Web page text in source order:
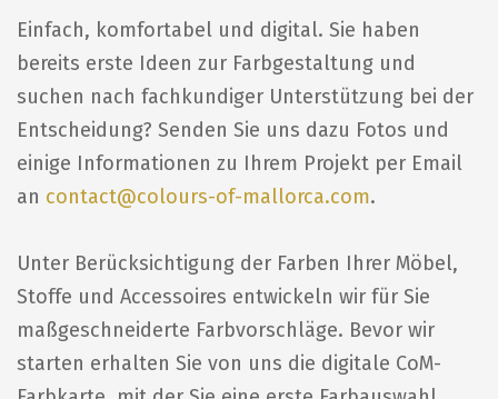
Einfach, komfortabel und digital. Sie haben
bereits erste Ideen zur Farbgestaltung und
suchen nach fachkundiger Unterstützung bei der
Entscheidung? Senden Sie uns dazu Fotos und
einige Informationen zu Ihrem Projekt per Email
an contact@colours-of-mallorca.com.
Unter Berücksichtigung der Farben Ihrer Möbel,
Stoffe und Accessoires entwickeln wir für Sie
maßgeschneiderte Farbvorschläge. Bevor wir
starten erhalten Sie von uns die digitale CoM-